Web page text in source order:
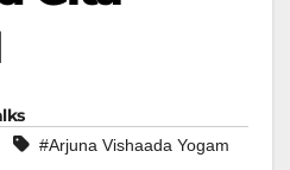
#Arjuna Vishaada Yogam